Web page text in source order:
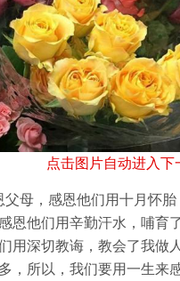
点击图片自动进入下
父母，感恩他们用十月怀胎
恩他们用辛勤汗水，哺育
用深切教诲，教会了我做
，所以，我们要用一生来